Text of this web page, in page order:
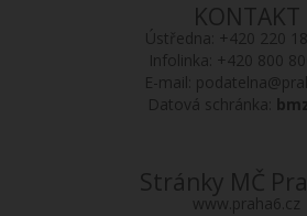
KONTAKT
Ústředna: +420 220
Infolinka: +420 800
E-mail:
Datová schránka:
Stránky MČ
www.praha6.cz